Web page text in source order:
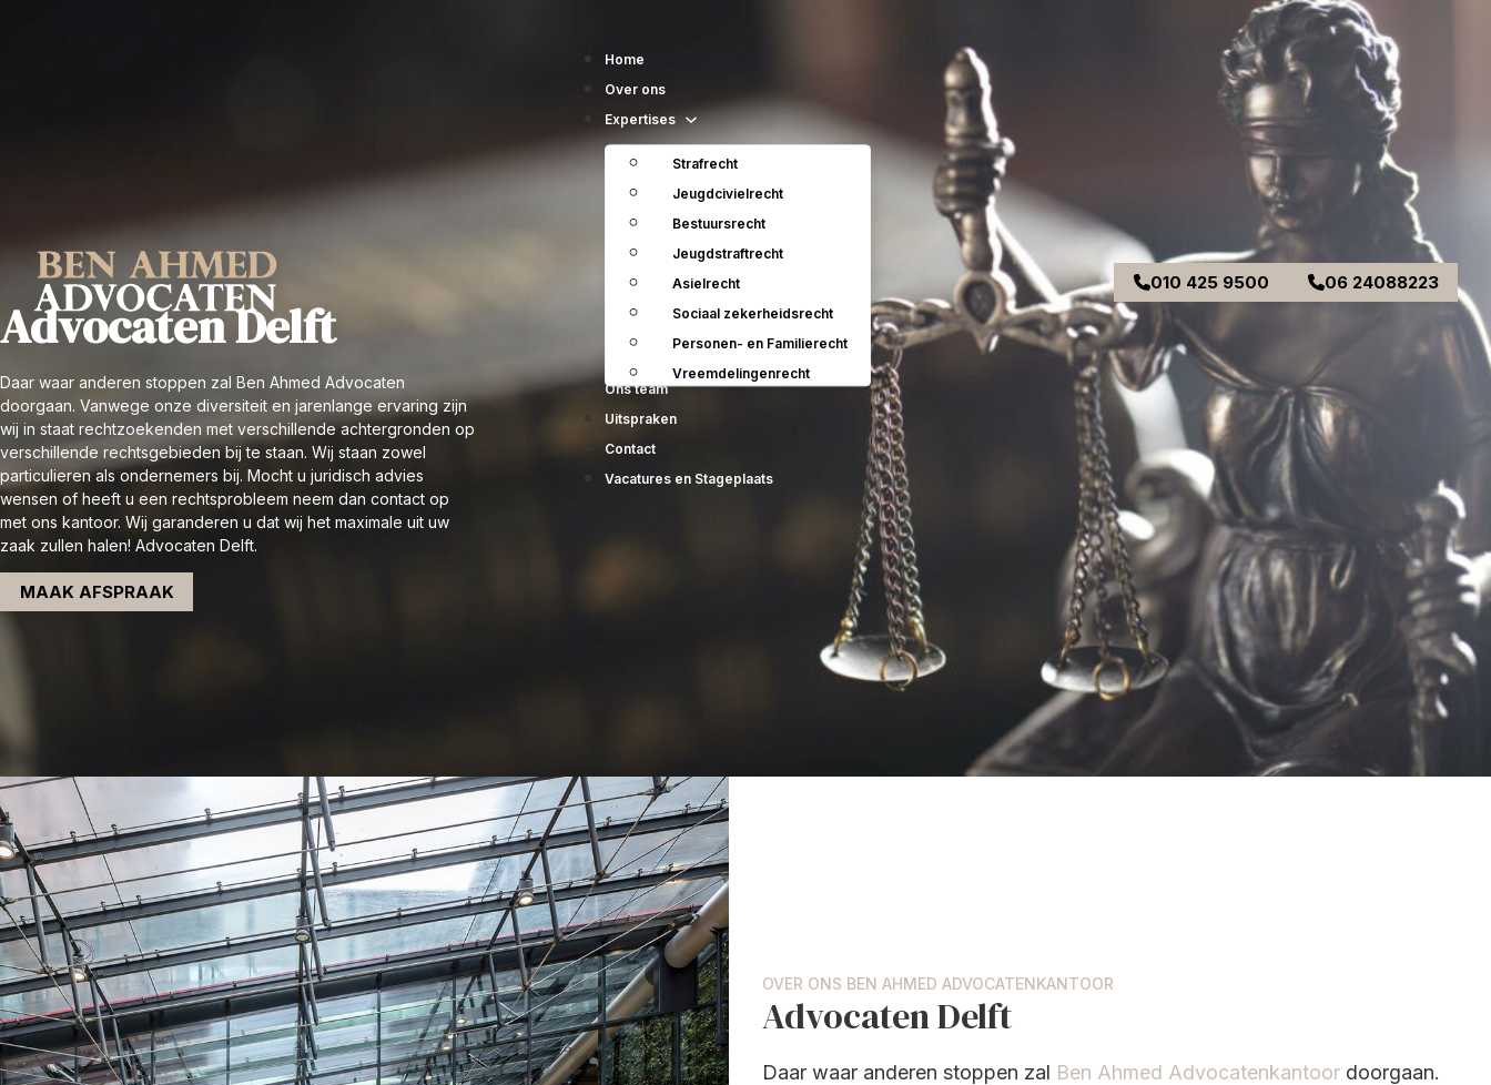
Home
Over ons
Expertises
Strafrecht
Jeugdcivielrecht
Bestuursrecht
Jeugdstraftrecht
Asielrecht
Sociaal zekerheidsrecht
Personen- en Familierecht
Vreemdelingenrecht
Ons team
Uitspraken
Contact
Vacatures en Stageplaats
010 425 9500 06 24088223
Advocaten Delft
Daar waar anderen stoppen zal Ben Ahmed Advocaten
doorgaan. Vanwege onze diversiteit en jarenlange ervaring zijn
wij in staat rechtzoekenden met verschillende achtergronden op
verschillende rechtsgebieden bij te staan. Wij staan zowel
particulieren als ondernemers bij. Mocht u juridisch advies
wensen of heeft u een rechtsprobleem neem dan contact op
met ons kantoor. Wij garanderen u dat wij het maximale uit uw
zaak zullen halen! Advocaten Delft.
MAAK AFSPRAAK
OVER ONS BEN AHMED ADVOCATENKANTOOR
Advocaten Delft
Daar waar anderen stoppen zal Ben Ahmed Advocatenkantoor doorgaan.